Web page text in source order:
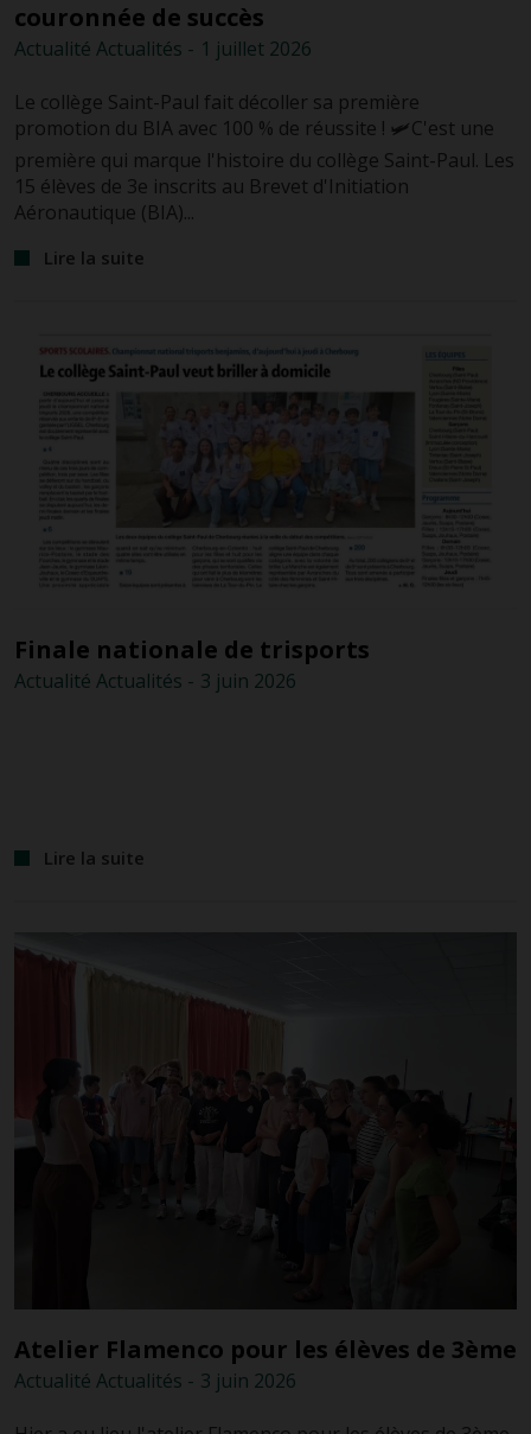
couronnée de succès
Actualité Actualités - 1 juillet 2026
Le collège Saint-Paul fait décoller sa première
promotion du BIA avec 100 % de réussite ! 🛩️C'est une
première qui marque l'histoire du collège Saint-Paul. Les
15 élèves de 3e inscrits au Brevet d'Initiation
Aéronautique (BIA)...
Lire la suite
Finale nationale de trisports
Actualité Actualités - 3 juin 2026
Lire la suite
Atelier Flamenco pour les élèves de 3ème
Actualité Actualités - 3 juin 2026